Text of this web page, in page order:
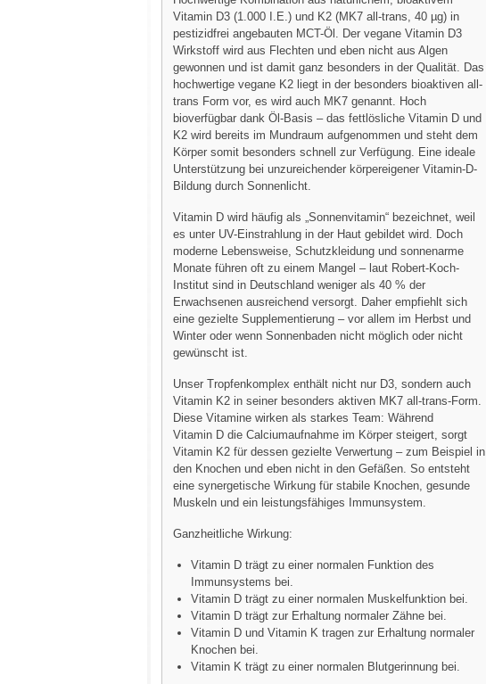
Vitamin D3 (1.000 I.E.) und K2 (MK7 all-trans, 40 µg) in
pestizidfrei angebauten MCT-Öl. Der vegane Vitamin D3
Wirkstoff wird aus Flechten und eben nicht aus Algen
gewonnen und ist damit ganz besonders in der Qualität. Das
hochwertige vegane K2 liegt in der besonders bioaktiven all-
trans Form vor, es wird auch MK7 genannt. Hoch
bioverfügbar dank Öl-Basis – das fettlösliche Vitamin D und
K2 wird bereits im Mundraum aufgenommen und steht dem
Körper somit besonders schnell zur Verfügung. Eine ideale
Unterstützung bei unzureichender körpereigener Vitamin-D-
Bildung durch Sonnenlicht.
Vitamin D wird häufig als „Sonnenvitamin“ bezeichnet, weil
es unter UV-Einstrahlung in der Haut gebildet wird. Doch
moderne Lebensweise, Schutzkleidung und sonnenarme
Monate führen oft zu einem Mangel – laut Robert-Koch-
Institut sind in Deutschland weniger als 40 % der
Erwachsenen ausreichend versorgt. Daher empfiehlt sich
eine gezielte Supplementierung – vor allem im Herbst und
Winter oder wenn Sonnenbaden nicht möglich oder nicht
gewünscht ist.
Unser Tropfenkomplex enthält nicht nur D3, sondern auch
Vitamin K2 in seiner besonders aktiven MK7 all-trans-Form.
Diese Vitamine wirken als starkes Team: Während
Vitamin D die Calciumaufnahme im Körper steigert, sorgt
Vitamin K2 für dessen gezielte Verwertung – zum Beispiel in
den Knochen und eben nicht in den Gefäßen. So entsteht
eine synergetische Wirkung für stabile Knochen, gesunde
Muskeln und ein leistungsfähiges Immunsystem.
Ganzheitliche Wirkung:
Vitamin D trägt zu einer normalen Funktion des
Immunsystems bei.
Vitamin D trägt zu einer normalen Muskelfunktion bei.
Vitamin D trägt zur Erhaltung normaler Zähne bei.
Vitamin D und Vitamin K tragen zur Erhaltung normaler
Knochen bei.
Vitamin K trägt zu einer normalen Blutgerinnung bei.